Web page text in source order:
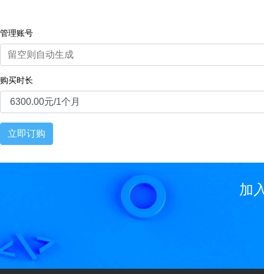
管理账号
购买时长
立即订购
加